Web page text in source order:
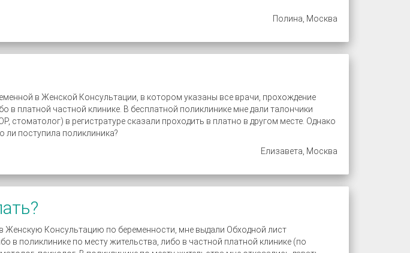
Полина, Москва
в Женской Консультации, в котором указаны все врачи, прохождение
платной частной клинике. В бесплатной поликлинике мне дали талончики
стоматолог) в регистратуре сказали проходить в платно в другом месте. Однако
ли поступила поликлиника?
Елизавета, Москва
Женскую Консультацию по беременности, мне выдали Обходной лист
в поликлинике по месту жительства, либо в частной платной клинике (по